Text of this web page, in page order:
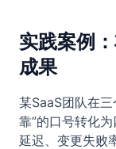
实践案例
成果
某SaaS团队在
靠”的口号转化
延迟、变更失败